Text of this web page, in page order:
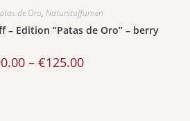
de Oro, Naturstoffurnen
– Edition “Patas de Oro” – berry
– €125.00